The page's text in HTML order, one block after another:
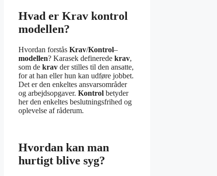
Hvad er Krav kontrol
modellen?
Hvordan forstås Krav/Kontrol–
modellen? Karasek definerede krav,
som de krav der stilles til den ansatte,
for at han eller hun kan udføre jobbet.
Det er den enkeltes ansvarsområder
og arbejdsopgaver. Kontrol betyder
her den enkeltes beslutningsfrihed og
oplevelse af råderum.
Hvordan kan man
hurtigt blive syg?